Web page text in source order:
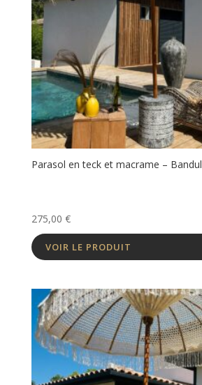
Parasol en teck et macrame – Bandul
275,00 €
VOIR LE PRODUIT